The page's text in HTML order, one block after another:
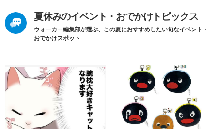
夏休みのイベント・おでかけトピックス
ウォーカー編集部が選ぶ、この夏におすすめしたい旬なイベント・
おでかけスポット